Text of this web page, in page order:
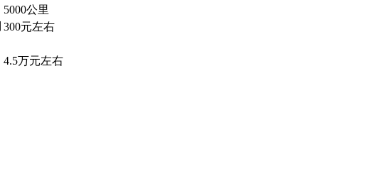
5000公里
300元左右
4.5万元左右